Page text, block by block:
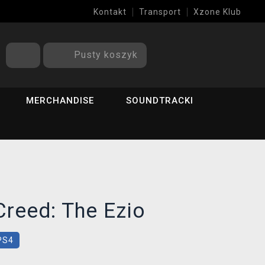
Kontakt Transport Xzone Klub
Pusty koszyk
MERCHANDISE SOUNDTRACKI
The Ezio